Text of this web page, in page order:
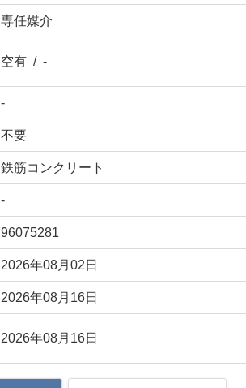
専任媒介
空有 / -
-
不要
鉄筋コンクリート
-
96075281
2026年08月02日
2026年08月16日
2026年08月16日